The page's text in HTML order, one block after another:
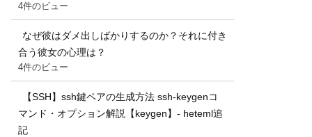
4件のビュー
なぜ彼はダメ出しばかりするのか？それに付き
合う彼女の心理は？
4件のビュー
【SSH】ssh鍵ペアの生成方法 ssh-keygenコ
マンド・オプション解説【keygen】- heteml追
記